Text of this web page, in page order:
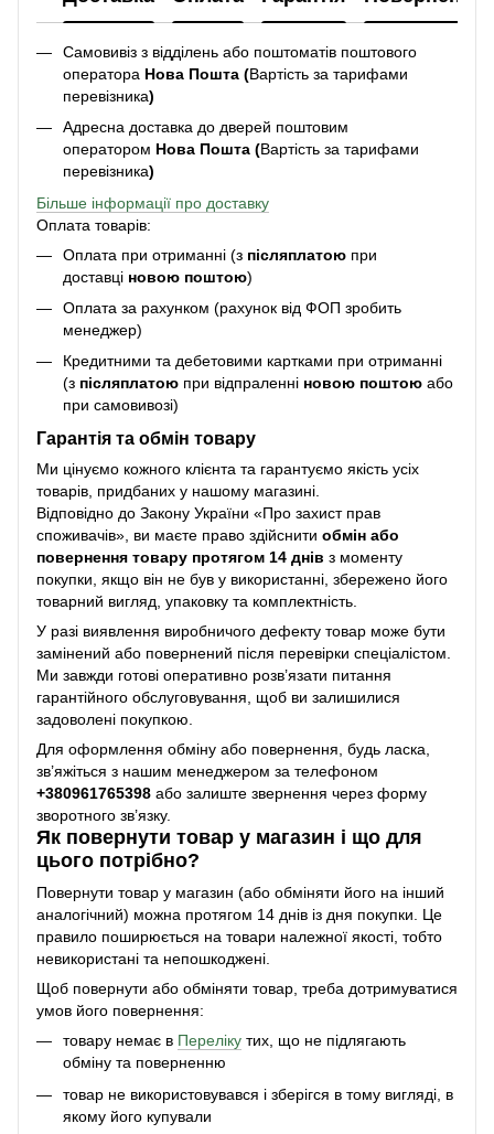
Самовивіз з відділень або поштоматів поштового
оператора Нова Пошта (Вартість за тарифами
перевізника)
Адресна доставка до дверей поштовим
оператором Нова Пошта (Вартість за тарифами
перевізника)
Більше інформації про доставку
Оплата товарів:
Оплата при отриманні (з післяплатою при
доставці новою поштою)
Оплата за рахунком (рахунок від ФОП зробить
менеджер)
Кредитними та дебетовими картками при отриманні
(з післяплатою при відпраленні новою поштою або
при самовивозі)
Гарантія та обмін товару
Ми цінуємо кожного клієнта та гарантуємо якість усіх
товарів, придбаних у нашому магазині.
Відповідно до Закону України «Про захист прав
споживачів», ви маєте право здійснити обмін або
повернення товару протягом 14 днів з моменту
покупки, якщо він не був у використанні, збережено його
товарний вигляд, упаковку та комплектність.
У разі виявлення виробничого дефекту товар може бути
замінений або повернений після перевірки спеціалістом.
Ми завжди готові оперативно розв’язати питання
гарантійного обслуговування, щоб ви залишилися
задоволені покупкою.
Для оформлення обміну або повернення, будь ласка,
зв’яжіться з нашим менеджером за телефоном
+380961765398 або залиште звернення через форму
зворотного зв’язку.
Як повернути товар у магазин і що для
цього потрібно?
Повернути товар у магазин (або обміняти його на інший
аналогічний) можна протягом 14 днів із дня покупки. Це
правило поширюється на товари належної якості, тобто
невикористані та непошкоджені.
Щоб повернути або обміняти товар, треба дотримуватися
умов його повернення:
товару немає в Переліку тих, що не підлягають
обміну та поверненню
товар не використовувався і зберігся в тому вигляді, в
якому його купували